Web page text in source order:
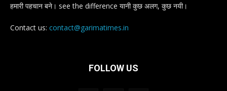
हमारी पहचान बने। see the difference यानी कुछ अलग, कुछ नयी।
Contact us: contact@garimatimes.in
FOLLOW US